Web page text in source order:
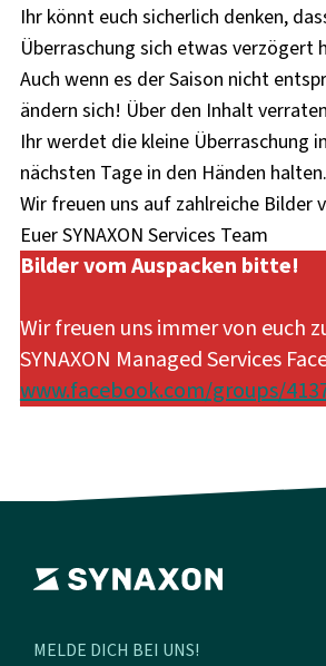
Ihr könnt euch sicherlich denken,
Überraschung sich etwas verzögert
Auch wenn es der Saison nicht
ändern sich! Über den Inhalt
Ihr werdet die kleine Überraschung
nächsten Tage in den Händen halten.
Wir freuen uns auf zahlreiche Bilder
Euer SYNAXON Services Team
Bilder vom Auspacken bitte!
Wir freuen uns immer von euch
SYNAXON Managed Services
www.facebook.com/groups/
MELDE DICH BEI UNS!